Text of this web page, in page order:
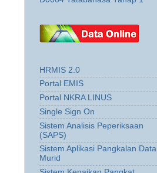
HRMIS 2.0
Portal EMIS
Portal NKRA LINUS
Single Sign On
Sistem Analisis Peperiksaan
(SAPS)
Sistem Aplikasi Pangkalan Data
Murid